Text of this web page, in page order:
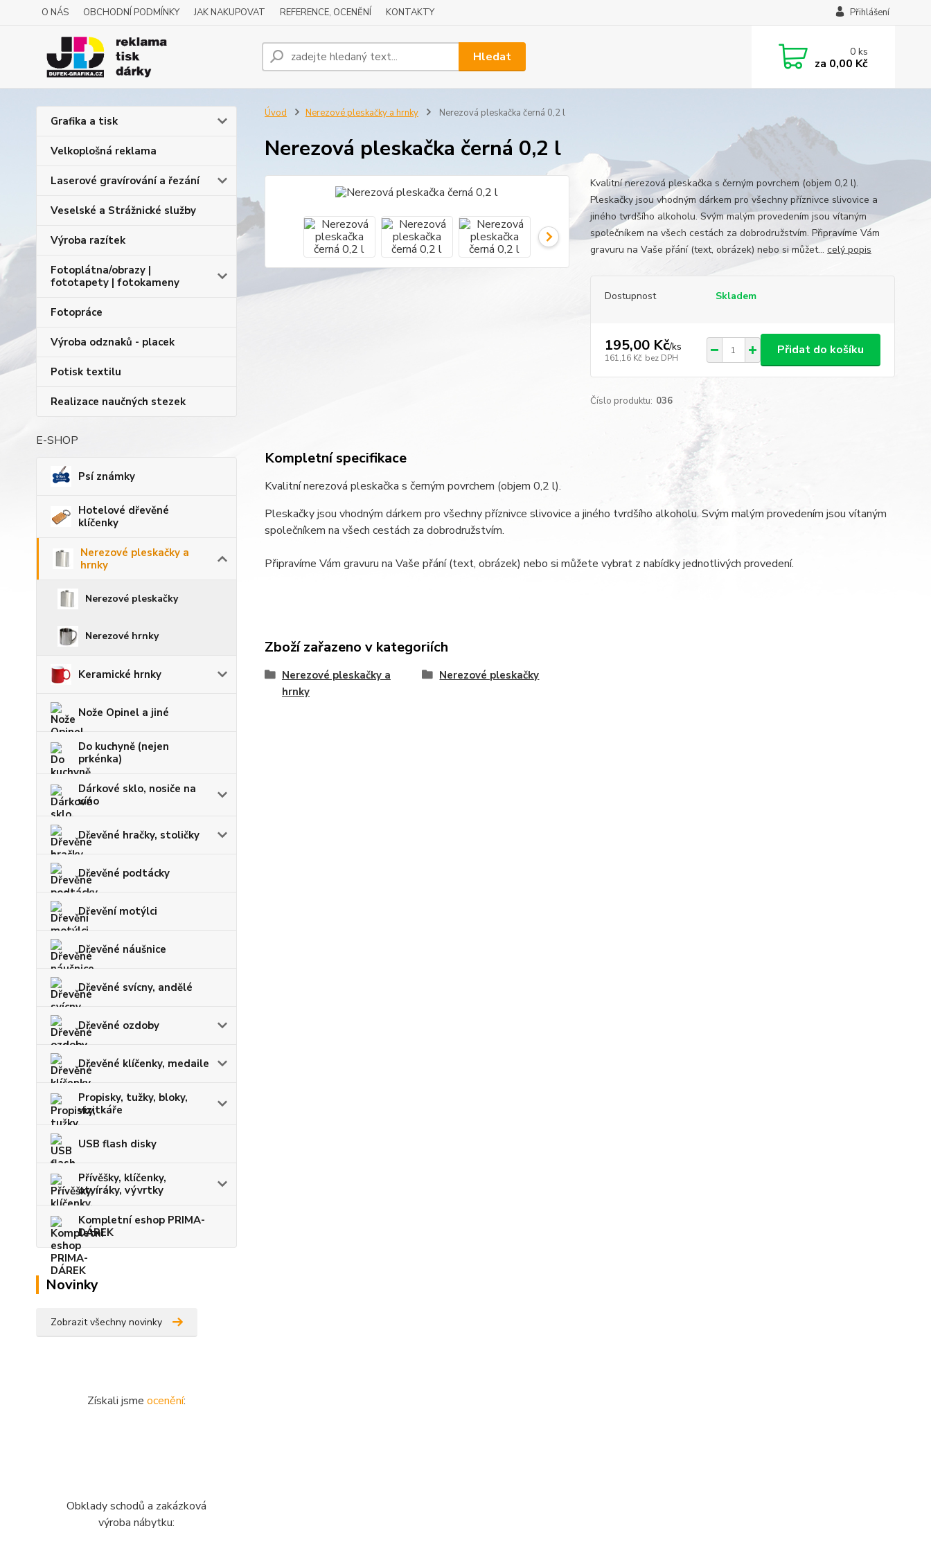
O NÁS OBCHODNÍ PODMÍNKY JAK NAKUPOVAT REFERENCE, OCENĚNÍ KONTAKTY Přihlášení
Hledat 0ks
za 0,00 Kč
Grafika a tisk
Velkoplošná reklama
Laserové gravírování a řezání
Veselské a Strážnické služby
Výroba razítek
Fotoplátna/obrazy |
fototapety | fotokameny
Fotopráce
Výroba odznaků - placek
Potisk textilu
Realizace naučných stezek
E-SHOP
Psí známky
Hotelové dřevěné
klíčenky
Nerezové pleskačky a
hrnky
Nerezové pleskačky
Nerezové hrnky
Keramické hrnky
Nože Opinel a jiné
Do kuchyně (nejen
prkénka)
Dárkové sklo, nosiče na
víno
Dřevěné hračky, stoličky
Dřevěné podtácky
Dřevění motýlci
Dřevěné náušnice
Dřevěné svícny, andělé
Dřevěné ozdoby
Dřevěné klíčenky, medaile
Propisky, tužky, bloky,
vizitkáře
USB flash disky
Přívěšky, klíčenky,
otvíráky, vývrtky
Kompletní eshop PRIMA-
DÁREK
Novinky
Zobrazit všechny novinky
Získali jsme ocenění:
Obklady schodů a zakázková
výroba nábytku:
Úvod Nerezové pleskačky a hrnky Nerezová pleskačka černá 0,2 l
Nerezová pleskačka černá 0,2 l
Kvalitní nerezová pleskačka s černým povrchem (objem 0,2 l).
Pleskačky jsou vhodným dárkem pro všechny příznivce slivovice a
jiného tvrdšího alkoholu. Svým malým provedením jsou vítaným
společníkem na všech cestách za dobrodružstvím. Připravíme Vám
gravuru na Vaše přání (text, obrázek) nebo si můžet... celý popis
Dostupnost Skladem
195,00 Kč/ks
161,16 Kč bez DPH
Přidat do košíku
Číslo produktu: 036
Kompletní specifikace
Kvalitní nerezová pleskačka s černým povrchem (objem 0,2 l).
Pleskačky jsou vhodným dárkem pro všechny příznivce slivovice a jiného tvrdšího alkoholu. Svým malým provedením jsou vítaným
společníkem na všech cestách za dobrodružstvím.
Připravíme Vám gravuru na Vaše přání (text, obrázek) nebo si můžete vybrat z nabídky jednotlivých provedení.
Zboží zařazeno v kategoriích
Nerezové pleskačky a
hrnky
Nerezové pleskačky